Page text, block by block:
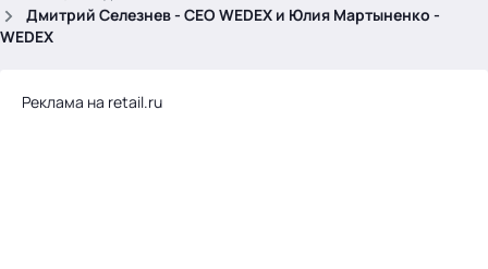
Дмитрий Селезнев - CEO WEDEX и Юлия Мартыненко -
WEDEX
Реклама на retail.ru